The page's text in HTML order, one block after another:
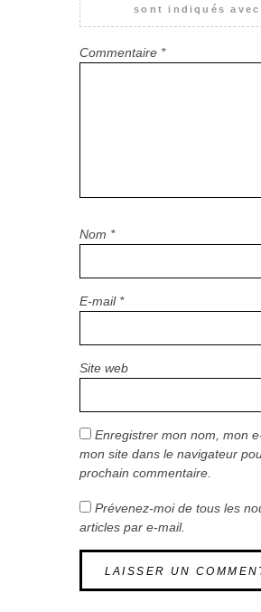
sont indiqués avec
Commentaire *
Nom *
E-mail *
Site web
Enregistrer mon nom, mon
mon site dans le navigateur
prochain commentaire.
Prévenez-moi de tous les
articles par e-mail.